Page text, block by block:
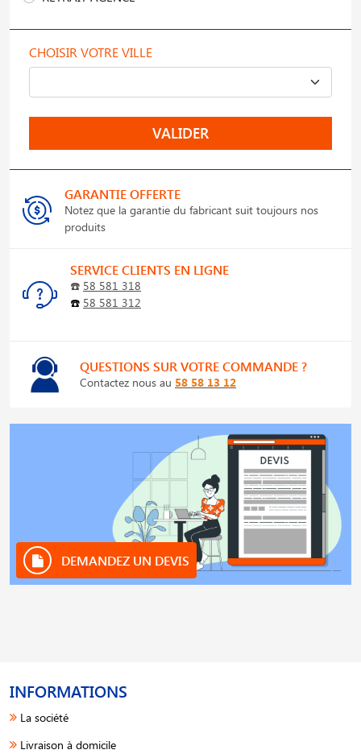
CHOISIR VOTRE VILLE
VALIDER
GARANTIE OFFERTE
Notez que la garantie du fabricant suit toujours nos
produits
SERVICE CLIENTS EN LIGNE
☎️ 58 581 318
☎️ 58 581 312
QUESTIONS SUR VOTRE COMMANDE ?
Contactez nous au 58 58 13 12
DEMANDEZ UN DEVIS
INFORMATIONS
La société
Livraison à domicile